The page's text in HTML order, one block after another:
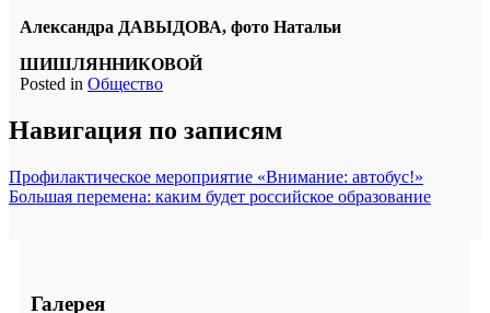
Александра ДАВЫДОВА, фото Натальи
ШИШЛЯННИКОВОЙ
Posted in Общество
Навигация по записям
Профилактическое мероприятие «Внимание: автобус!»
Большая перемена: каким будет российское образование
Галерея